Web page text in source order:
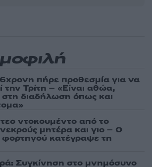
πήρε προθεσμία για να
την Τρίτη – «Είναι αθώα,
στη διαδήλωση όπως και
ντοκουμέντο από το
μητέρα και γιο – Ο
φορτηγού κατέγραψε τη
Συγκίνηση στο μνημόσυνο